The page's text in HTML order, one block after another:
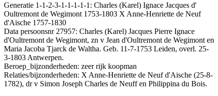
Generatie 1-1-2-3-1-1-1-1-1: Charles (Karel) Ignace Jacques d'
Oultremont de Wegimont 1753-1803 X Anne-Henriette de Neuf
d'Aische 1757-1830
Data persoonsnr 27957: Charles (Karel) Jacques Pierre Ignace
d'Oultremont de Wegimont, zn v Jean d'Oultremont de Wegimont en
Maria Jacoba Tjarck de Waltha. Geb. 11-7-1753 Leiden, overl. 25-
3-1803 Antwerpen.
Beroep_bijzonderheden: zeer rijk koopman
Relaties/bijzonderheden: X Anne-Henriette de Neuf d'Aische (25-8-
1782), dr v Simon Joseph Charles de Neuff en Philippina du Bois.